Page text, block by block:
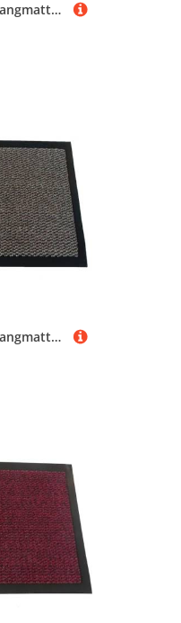
Magic Mats Schmutzfangmatte Türmatte Bern Farbe Terra ca. 120 x 300 cm
Magic Mats Schmutzfangmatte Türmatte Bern Farbe Braun ca. 60 x 150 cm